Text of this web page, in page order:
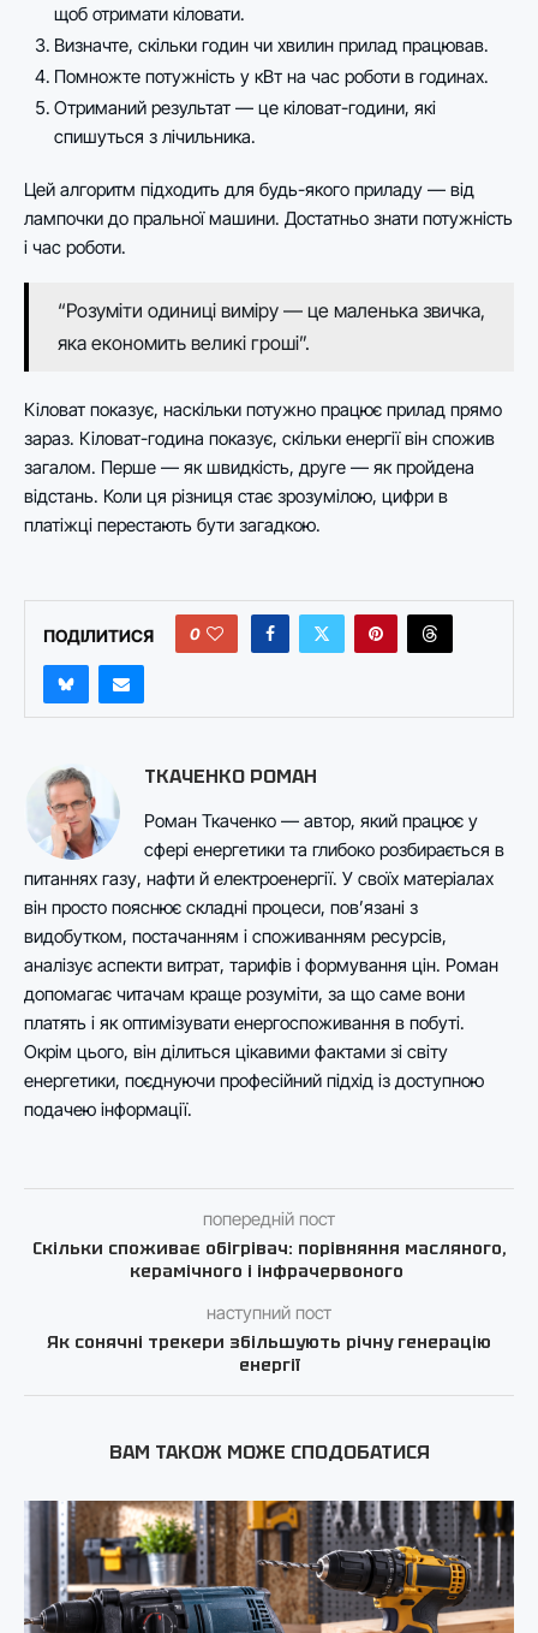
щоб отримати кіловати.
Визначте, скільки годин чи хвилин прилад працював.
Помножте потужність у кВт на час роботи в годинах.
Отриманий результат — це кіловат-години, які
спишуться з лічильника.
Цей алгоритм підходить для будь-якого приладу — від
лампочки до пральної машини. Достатньо знати потужність
і час роботи.
“Розуміти одиниці виміру — це маленька звичка,
яка економить великі гроші”.
Кіловат показує, наскільки потужно працює прилад прямо
зараз. Кіловат-година показує, скільки енергії він спожив
загалом. Перше — як швидкість, друге — як пройдена
відстань. Коли ця різниця стає зрозумілою, цифри в
платіжці перестають бути загадкою.
ПОДІЛИТИСЯ 0
ТКАЧЕНКО РОМАН
Роман Ткаченко — автор, який працює у
сфері енергетики та глибоко розбирається в
питаннях газу, нафти й електроенергії. У своїх матеріалах
він просто пояснює складні процеси, пов’язані з
видобутком, постачанням і споживанням ресурсів,
аналізує аспекти витрат, тарифів і формування цін. Роман
допомагає читачам краще розуміти, за що саме вони
платять і як оптимізувати енергоспоживання в побуті.
Окрім цього, він ділиться цікавими фактами зі світу
енергетики, поєднуючи професійний підхід із доступною
подачею інформації.
попередній пост
Скільки споживає обігрівач: порівняння масляного,
керамічного і інфрачервоного
наступний пост
Як сонячні трекери збільшують річну генерацію
енергії
ВАМ ТАКОЖ МОЖЕ СПОДОБАТИСЯ